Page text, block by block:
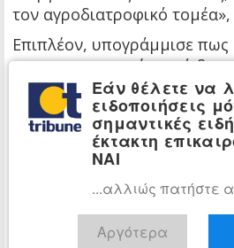
τον αγροδιατροφικό τομέα»,
Επιπλέον, υπογράμμισε πως
προγραμματιστεί σειρά
συναντήσεων υψηλού
Επενδύσεων της Σαουδικής
Falih, με τους υπουργούς
Επενδύσεων,Άδωνι
Διακυβέρνησης,
Τουρισμού,Βασίλη Κικίλια
Νησιωτικής Πολιτικής
καθώς και τον ίδιο.
Εάν θέλετε να
ειδοποιήσεις
σημαντικές
έκτακτη
ΝΑΙ
...αλλιώς πατήστε
Αργότερα